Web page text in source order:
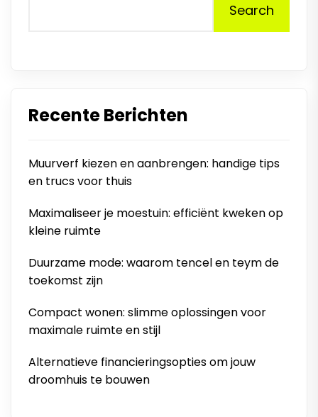
Search
Recente Berichten
Muurverf kiezen en aanbrengen: handige tips
en trucs voor thuis
Maximaliseer je moestuin: efficiënt kweken op
kleine ruimte
Duurzame mode: waarom tencel en teym de
toekomst zijn
Compact wonen: slimme oplossingen voor
maximale ruimte en stijl
Alternatieve financieringsopties om jouw
droomhuis te bouwen